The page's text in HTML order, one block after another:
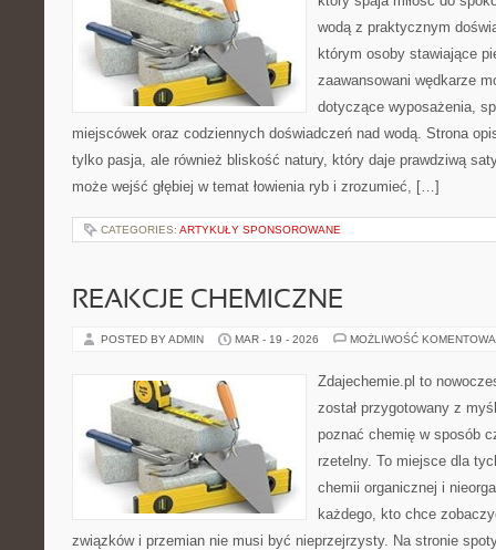
wodą z praktycznym
którym osoby stawiające
zaawansowani wędkarze
dotyczące wyposażenia,
miejscówek oraz codziennych doświadczeń nad wodą. Strona
tylko pasja, ale również bliskość natury, który daje prawdziwą
może wejść głębiej w temat łowienia ryb i zrozumieć, […]
CATEGORIES: ARTYKUŁY SPONSOROWANE
REAKCJE CHEMICZNE
POSTED BY ADMIN MAR - 19 - 2026 MOŻLIWOŚĆ
Zdajechemie.pl to
został przygotowany z
poznać chemię w sposób
rzetelny. To miejsce dla
chemii organicznej i
każdego, kto chce
związków i przemian nie musi być nieprzejrzysty. Na stronie